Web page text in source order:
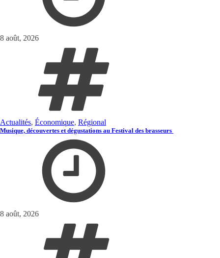
8 août, 2026
Actualités, Économique, Régional
Musique, découvertes et dégustations au Festival des brasseurs
8 août, 2026